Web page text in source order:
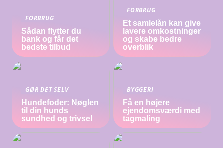
FORBRUG
Sådan flytter du
bank og får det
bedste tilbud
FORBRUG
Et samlelån kan give
lavere omkostninger
og skabe bedre
overblik
GØR DET SELV
Hundefoder: Nøglen
til din hunds
sundhed og trivsel
BYGGERI
Få en højere
ejendomsværdi med
tagmaling